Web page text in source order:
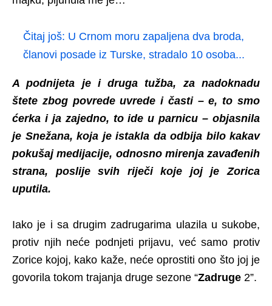
Čitaj još: U Crnom moru zapaljena dva broda,
članovi posade iz Turske, stradalo 10 osoba...
A podnijeta je i druga tužba, za nadoknadu
štete zbog povrede uvrede i časti – e, to smo
ćerka i ja zajedno, to ide u parnicu – objasnila
je Snežana, koja je istakla da odbija bilo kakav
pokušaj medijacije, odnosno mirenja zavađenih
strana, poslije svih riječi koje joj je Zorica
uputila.
Iako je i sa drugim zadrugarima ulazila u sukobe,
protiv njih neće podnjeti prijavu, već samo protiv
Zorice kojoj, kako kaže, neće oprostiti ono što joj je
govorila tokom trajanja druge sezone “Zadruge 2”.